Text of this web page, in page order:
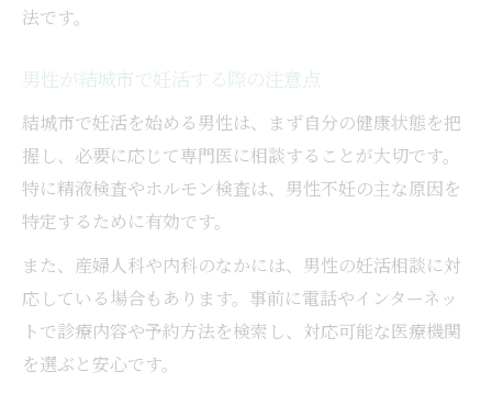
男性不妊の特徴と妊活に活かすアドバイス
結城市で相談できる男性不妊専門機関紹介
出産・妊娠支援が充実する結城市の特徴とは
結城市の妊娠・出産サポート体制を解説
徴
男性も利用しやすい妊娠サポートの活用法
結城市で妊活を続ける家族への支援内容
法です。
男性が結城市で妊活する際の注意点
結城市で妊活を始める男性は、まず自分の健康状態を把
握し、必要に応じて専門医に相談することが大切です。
特に精液検査やホルモン検査は、男性不妊の主な原因を
特定するために有効です。
また、産婦人科や内科のなかには、男性の妊活相談に対
応している場合もあります。事前に電話やインターネッ
トで診療内容や予約方法を検索し、対応可能な医療機関
を選ぶと安心です。